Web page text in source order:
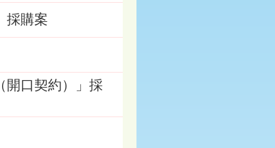
採購案
開口契約）」採